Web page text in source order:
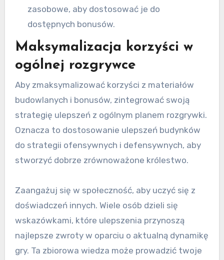
zasobowe, aby dostosować je do
dostępnych bonusów.
Maksymalizacja korzyści w
ogólnej rozgrywce
Aby zmaksymalizować korzyści z materiałów
budowlanych i bonusów, zintegrować swoją
strategię ulepszeń z ogólnym planem rozgrywki.
Oznacza to dostosowanie ulepszeń budynków
do strategii ofensywnych i defensywnych, aby
stworzyć dobrze zrównoważone królestwo.
Zaangażuj się w społeczność, aby uczyć się z
doświadczeń innych. Wiele osób dzieli się
wskazówkami, które ulepszenia przynoszą
najlepsze zwroty w oparciu o aktualną dynamikę
gry. Ta zbiorowa wiedza może prowadzić twoje